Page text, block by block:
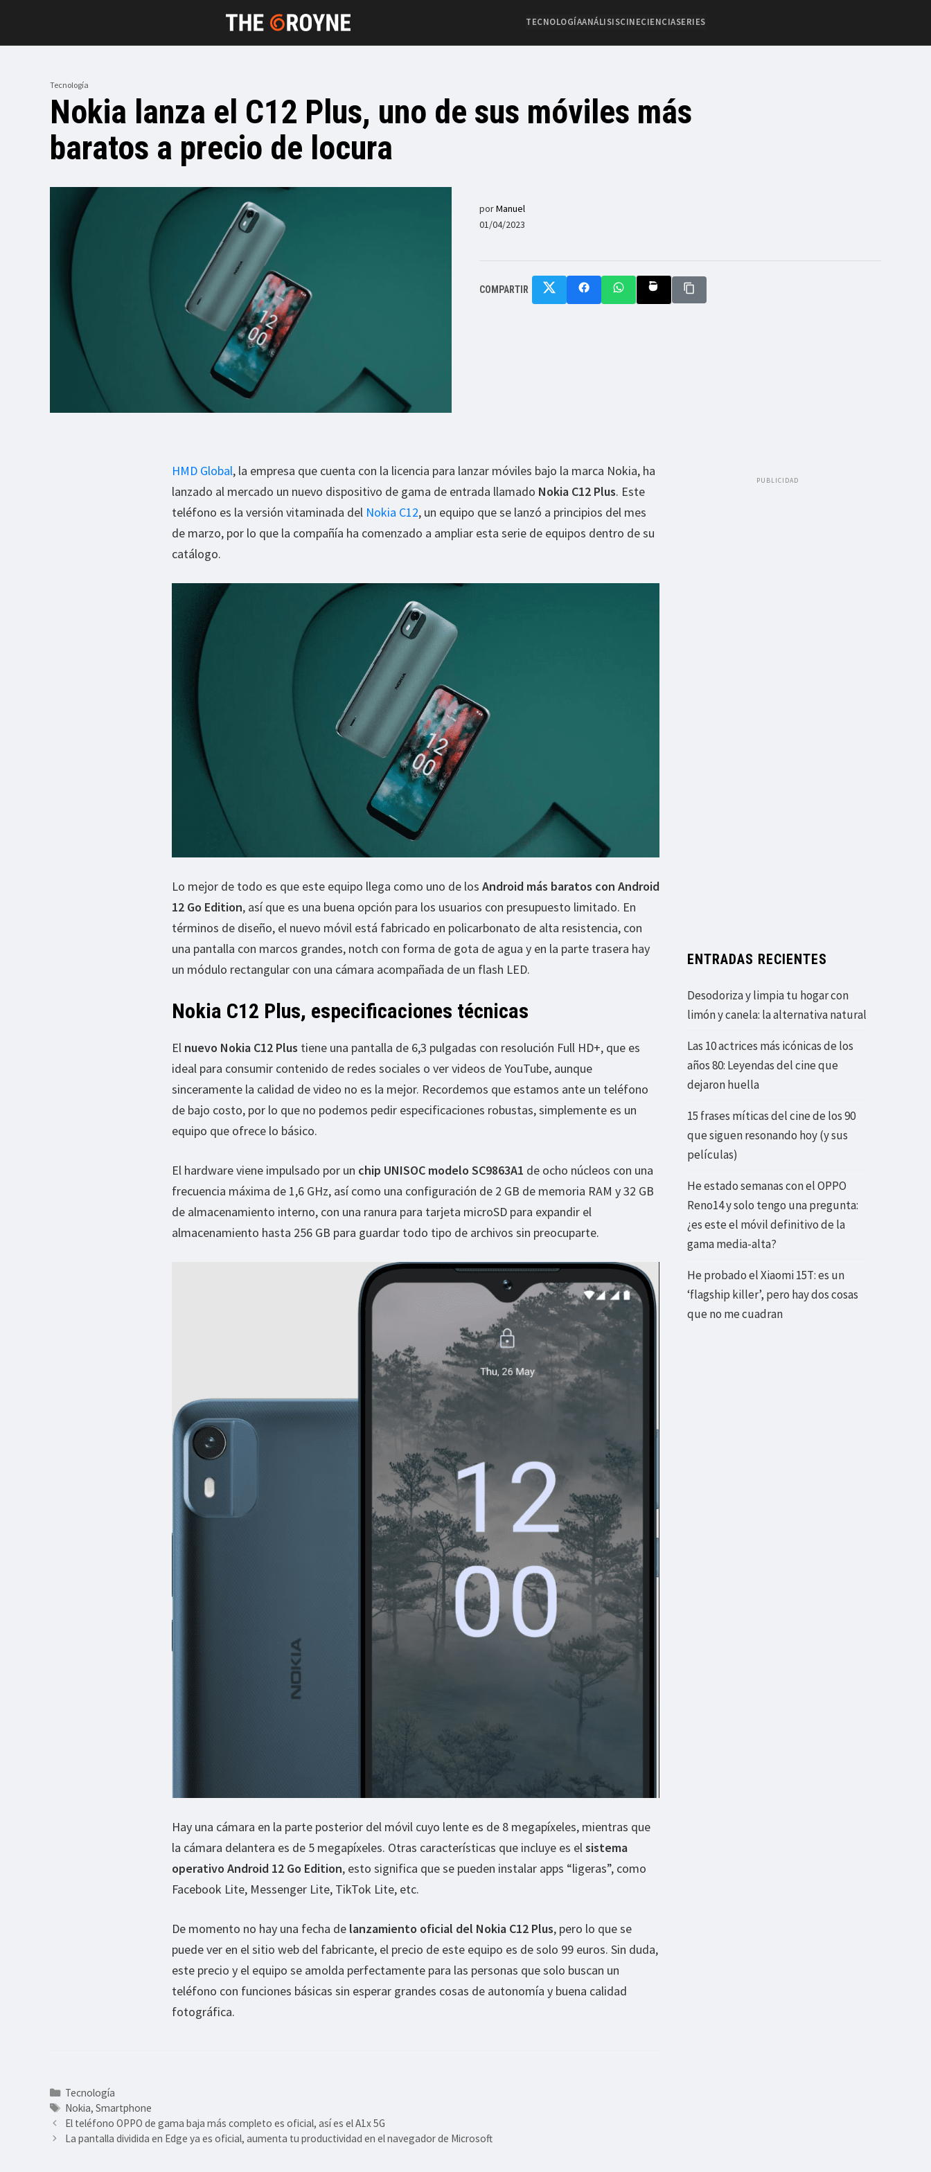
TECNOLOGÍAANÁLISISCINECIENCIASERIES
Tecnología
Nokia lanza el C12 Plus, uno de sus móviles más
baratos a precio de locura
porManuel
01/04/2023
COMPARTIR
HMD Global, la empresa que cuenta con la licencia para lanzar móviles bajo la marca Nokia, ha
lanzado al mercado un nuevo dispositivo de gama de entrada llamado Nokia C12 Plus. Este
teléfono es la versión vitaminada del Nokia C12, un equipo que se lanzó a principios del mes
de marzo, por lo que la compañía ha comenzado a ampliar esta serie de equipos dentro de su
catálogo.
Lo mejor de todo es que este equipo llega como uno de los Android más baratos con Android
12 Go Edition, así que es una buena opción para los usuarios con presupuesto limitado. En
términos de diseño, el nuevo móvil está fabricado en policarbonato de alta resistencia, con
una pantalla con marcos grandes, notch con forma de gota de agua y en la parte trasera hay
un módulo rectangular con una cámara acompañada de un flash LED.
Nokia C12 Plus, especificaciones técnicas
El nuevo Nokia C12 Plus tiene una pantalla de 6,3 pulgadas con resolución Full HD+, que es
ideal para consumir contenido de redes sociales o ver videos de YouTube, aunque
sinceramente la calidad de video no es la mejor. Recordemos que estamos ante un teléfono
de bajo costo, por lo que no podemos pedir especificaciones robustas, simplemente es un
equipo que ofrece lo básico.
El hardware viene impulsado por un chip UNISOC modelo SC9863A1 de ocho núcleos con una
frecuencia máxima de 1,6 GHz, así como una configuración de 2 GB de memoria RAM y 32 GB
de almacenamiento interno, con una ranura para tarjeta microSD para expandir el
almacenamiento hasta 256 GB para guardar todo tipo de archivos sin preocuparte.
Hay una cámara en la parte posterior del móvil cuyo lente es de 8 megapíxeles, mientras que
la cámara delantera es de 5 megapíxeles. Otras características que incluye es el sistema
operativo Android 12 Go Edition, esto significa que se pueden instalar apps “ligeras”, como
Facebook Lite, Messenger Lite, TikTok Lite, etc.
De momento no hay una fecha de lanzamiento oficial del Nokia C12 Plus, pero lo que se
puede ver en el sitio web del fabricante, el precio de este equipo es de solo 99 euros. Sin duda,
este precio y el equipo se amolda perfectamente para las personas que solo buscan un
teléfono con funciones básicas sin esperar grandes cosas de autonomía y buena calidad
fotográfica.
Categorías
Tecnología
Etiquetas
Nokia,Smartphone
El teléfono OPPO de gama baja más completo es oficial, así es el A1x 5G
La pantalla dividida en Edge ya es oficial, aumenta tu productividad en el navegador de Microsoft
PUBLICIDAD
ENTRADAS RECIENTES
Desodoriza y limpia tu hogar con
limón y canela: la alternativa natural
Las 10 actrices más icónicas de los
años 80: Leyendas del cine que
dejaron huella
15 frases míticas del cine de los 90
que siguen resonando hoy (y sus
películas)
He estado semanas con el OPPO
Reno14 y solo tengo una pregunta:
¿es este el móvil definitivo de la
gama media-alta?
He probado el Xiaomi 15T: es un
‘flagship killer’, pero hay dos cosas
que no me cuadran